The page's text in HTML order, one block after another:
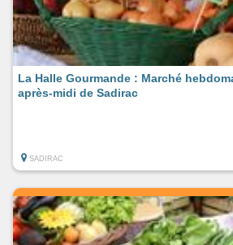
La Halle Gourmande : Marché
après-midi de Sadirac
SADIRAC